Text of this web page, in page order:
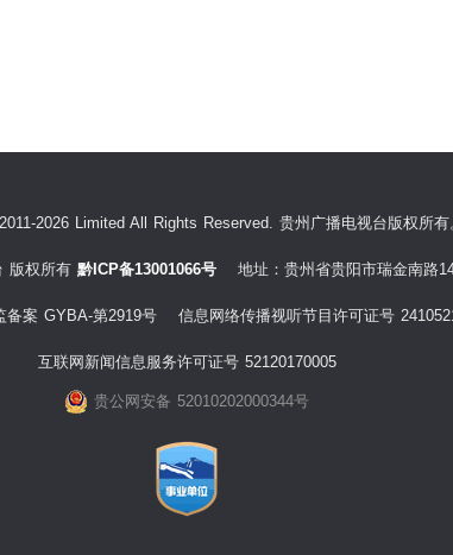
2026 Limited All Rights Reserved. 贵州广播电视台版权所有
版权所有 黔ICP备13001066号地址：贵州省贵阳市瑞金南路
备案 GYBA-第2919号 信息网络传播视听节目许可证号
互联网新闻信息服务许可证号 52120170005
贵公网安备 52010202000344号